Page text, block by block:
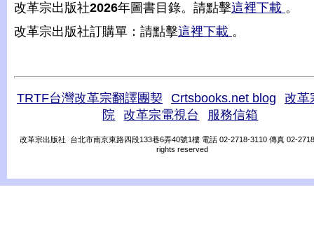
改革宗出版社2026年圖書目錄。請點擊這裡下載 。
改革宗出版社訂購單：請點擊這裡下載 。
TRTF台灣改革宗翻譯團契 Crtsbooks.net blog
改革
院
改革宗電視台 服務信箱
改革宗出版社 台北市南京東路四段133巷6弄40號1樓 電話 02-2718-3110 傳真 02-
rights reserved